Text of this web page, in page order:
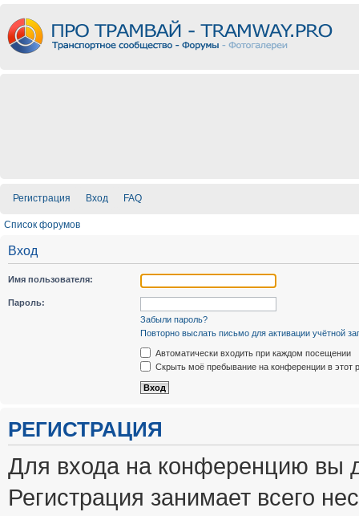
Регистрация Вход FAQ
Список форумов
Вход
Имя пользователя:
Пароль:
Забыли пароль?
Повторно выслать письмо для активации учётной
Автоматически входить при каждом посещении
Скрыть моё пребывание на конференции в этот
РЕГИСТРАЦИЯ
Для входа на конференцию вы
Регистрация занимает всего